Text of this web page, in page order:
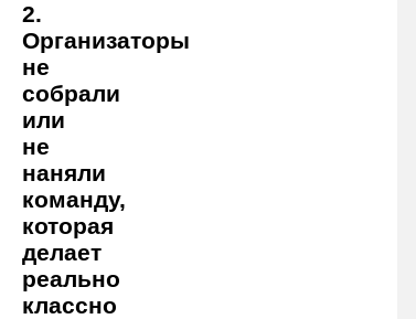
2.
Организаторы
не
собрали
или
не
наняли
команду,
которая
делает
реально
классно